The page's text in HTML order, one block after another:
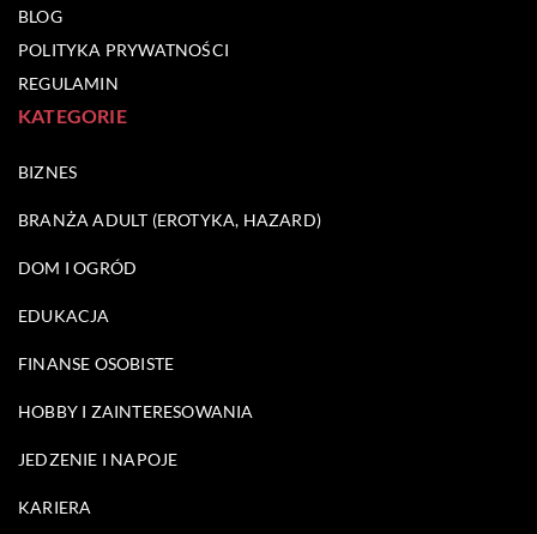
BLOG
POLITYKA PRYWATNOŚCI
REGULAMIN
KATEGORIE
BIZNES
BRANŻA ADULT (EROTYKA, HAZARD)
DOM I OGRÓD
EDUKACJA
FINANSE OSOBISTE
HOBBY I ZAINTERESOWANIA
JEDZENIE I NAPOJE
KARIERA